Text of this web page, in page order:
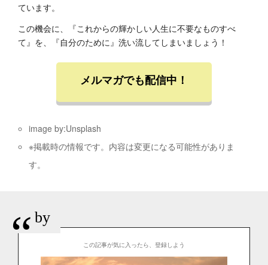
ています。
この機会に、『これからの輝かしい人生に不要なものすべ
て』を、『自分のために』洗い流してしまいましょう！
メルマガでも配信中！
image by:Unsplash
※掲載時の情報です。内容は変更になる可能性がありま
す。
“ by
この記事が気に入ったら、登録しよう